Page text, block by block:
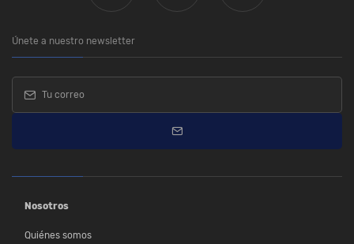
Únete a nuestro newsletter
Nosotros
Quiénes somos